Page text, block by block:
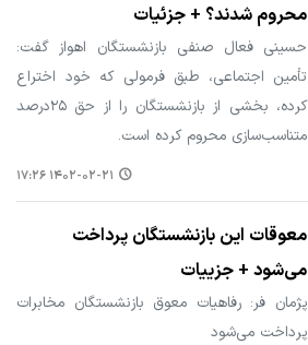
محروم شدند؟ + جزئیات
حسینی فعال صنفی بازنشستگان اهواز گفت:
تأمین اجتماعی، طبق فرمولی که خود اختراع
کرده، بخشی از بازنشستگان را از حق ۲۵درصد
متناسب‌سازی محروم کرده است.
۱۴۰۲-۰۲-۲۱ ۱۷:۲۶
معوقات این بازنشستگان پرداخت
می‌شود + جزییات
پژمان فر: رفاهیات معوق بازنشستگان مخابرات
پرداخت می‌شود